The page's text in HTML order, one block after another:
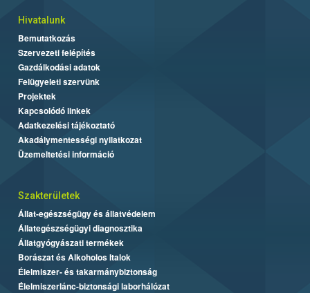
Hivatalunk
Bemutatkozás
Szervezeti felépítés
Gazdálkodási adatok
Felügyeleti szervünk
Projektek
Kapcsolódó linkek
Adatkezelési tájékoztató
Akadálymentességi nyilatkozat
Üzemeltetési információ
Szakterületek
Állat-egészségügy és állatvédelem
Állategészségügyi diagnosztika
Állatgyógyászati termékek
Borászat és Alkoholos Italok
Élelmiszer- és takarmánybiztonság
Élelmiszerlánc-biztonsági laborhálózat